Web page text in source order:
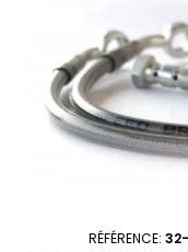
RÉFÉRENCE: